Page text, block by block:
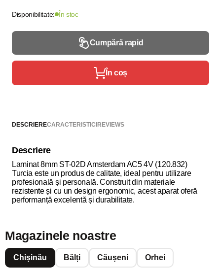
Disponibilitate: În stoc
Cumpără rapid
În coș
DESCRIERECARACTERISTICIREVIEWS
Descriere
Laminat 8mm ST-02D Amsterdam AC5 4V (120.832)
Turcia este un produs de calitate, ideal pentru utilizare
profesională și personală. Construit din materiale
rezistente și cu un design ergonomic, acest aparat oferă
performanță excelentă și durabilitate.
Magazinele noastre
Chișinău Bălți Căușeni Orhei